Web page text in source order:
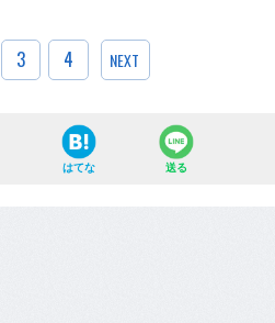
3 4 NEXT
はてな 送る